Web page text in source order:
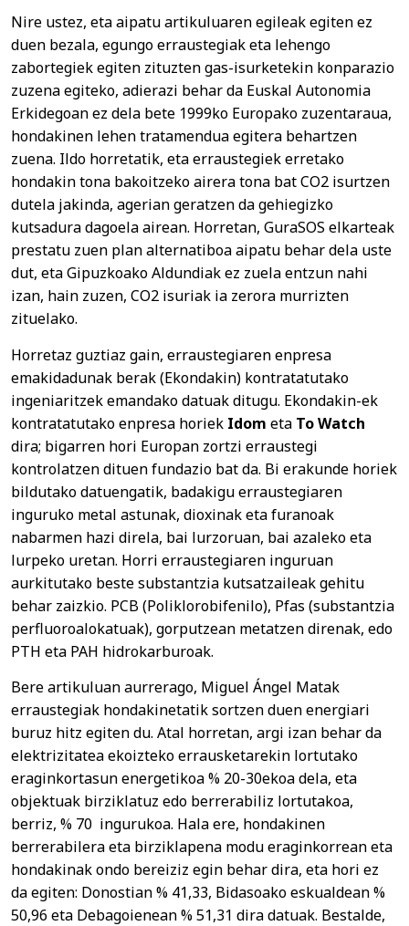
Nire ustez, eta aipatu artikuluaren egileak egiten ez
duen bezala, egungo erraustegiak eta lehengo
zabortegiek egiten zituzten gas-isurketekin konparazio
zuzena egiteko, adierazi behar da Euskal Autonomia
Erkidegoan ez dela bete 1999ko Europako zuzentaraua,
hondakinen lehen tratamendua egitera behartzen
zuena. Ildo horretatik, eta erraustegiek erretako
hondakin tona bakoitzeko airera tona bat CO2 isurtzen
dutela jakinda, agerian geratzen da gehiegizko
kutsadura dagoela airean. Horretan, GuraSOS elkarteak
prestatu zuen plan alternatiboa aipatu behar dela uste
dut, eta Gipuzkoako Aldundiak ez zuela entzun nahi
izan, hain zuzen, CO2 isuriak ia zerora murrizten
zituelako.
Horretaz guztiaz gain, erraustegiaren enpresa
emakidadunak berak (Ekondakin) kontratatutako
ingeniaritzek emandako datuak ditugu. Ekondakin-ek
kontratatutako enpresa horiek Idom eta To Watch
dira; bigarren hori Europan zortzi erraustegi
kontrolatzen dituen fundazio bat da. Bi erakunde horiek
bildutako datuengatik, badakigu erraustegiaren
inguruko metal astunak, dioxinak eta furanoak
nabarmen hazi direla, bai lurzoruan, bai azaleko eta
lurpeko uretan. Horri erraustegiaren inguruan
aurkitutako beste substantzia kutsatzaileak gehitu
behar zaizkio. PCB (Poliklorobifenilo), Pfas (substantzia
perfluoroalokatuak), gorputzean metatzen direnak, edo
PTH eta PAH hidrokarburoak.
Bere artikuluan aurrerago, Miguel Ángel Matak
erraustegiak hondakinetatik sortzen duen energiari
buruz hitz egiten du. Atal horretan, argi izan behar da
elektrizitatea ekoizteko errausketarekin lortutako
eraginkortasun energetikoa % 20-30ekoa dela, eta
objektuak birziklatuz edo berrerabiliz lortutakoa,
berriz, % 70 ingurukoa. Hala ere, hondakinen
berrerabilera eta birziklapena modu eraginkorrean eta
hondakinak ondo bereiziz egin behar dira, eta hori ez
da egiten: Donostian % 41,33, Bidasoako eskualdean %
50,96 eta Debagoienean % 51,31 dira datuak. Bestalde,